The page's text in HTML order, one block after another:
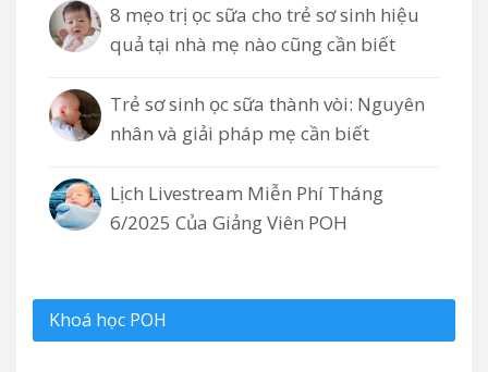
8 mẹo trị ọc sữa cho trẻ sơ sinh hiệu
quả tại nhà mẹ nào cũng cần biết
Trẻ sơ sinh ọc sữa thành vòi: Nguyên
nhân và giải pháp mẹ cần biết
Lịch Livestream Miễn Phí Tháng
6/2025 Của Giảng Viên POH
Khoá học POH